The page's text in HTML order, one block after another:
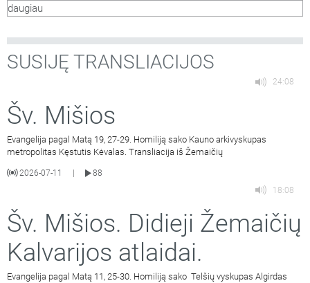
daugiau
SUSIJĘ TRANSLIACIJOS
24:08
Šv. Mišios
Evangelija pagal Matą 19, 27-29. Homiliją sako Kauno arkivyskupas
metropolitas Kęstutis Kėvalas. Transliacija iš Žemaičių
2026-07-11
88
18:08
Šv. Mišios. Didieji Žemaičių
Kalvarijos atlaidai.
Evangelija pagal Matą 11, 25-30. Homiliją sako Telšių vyskupas Algirdas